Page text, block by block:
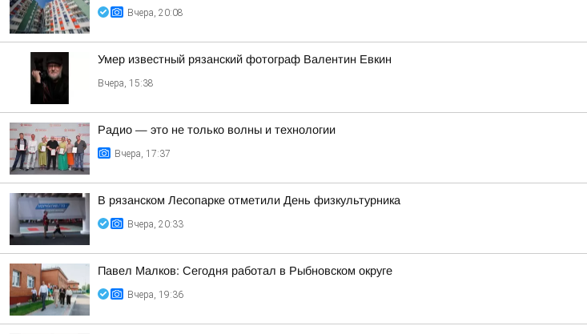
Вчера, 20:08
Умер известный рязанский фотограф Валентин Евкин
Вчера, 15:38
Радио — это не только волны и технологии
Вчера, 17:37
В рязанском Лесопарке отметили День физкультурника
Вчера, 20:33
Павел Малков: Сегодня работал в Рыбновском округе
Вчера, 19:36